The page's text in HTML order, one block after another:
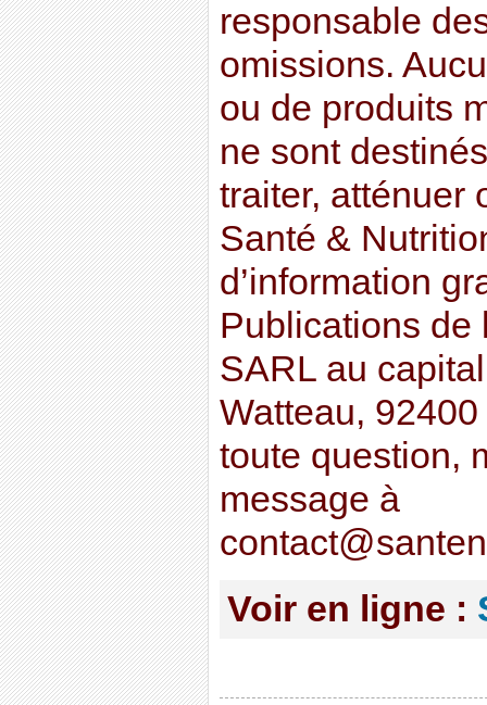
responsable
omissions.
ou de produits
ne sont
traiter, atténuer
Santé &
d’information
Publications de
SARL au
Watteau,
toute question,
message à
Voir en ligne :